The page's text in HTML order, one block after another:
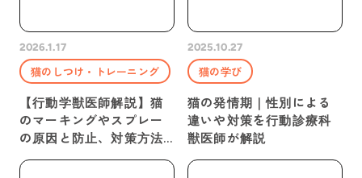
2026.1.17
猫のしつけ・トレーニング
【行動学獣医師解説】猫
のマーキングやスプレー
の原因と防止、対策方法
を紹介！
2025.10.27
猫の学び
猫の発情期｜性別による
違いや対策を行動診療科
獣医師が解説